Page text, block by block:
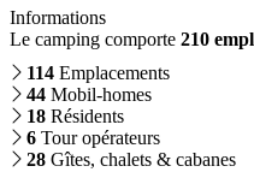
Informations
Le camping comporte 210
114 Emplacements
44 Mobil-homes
18 Résidents
6 Tour opérateurs
28 Gîtes, chalets & cabanes